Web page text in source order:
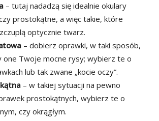
– tutaj nadadzą się idealnie okulary
prostokątne, a więc takie, które
optycznie twarz.
– dobierz oprawki, w taki sposób,
one Twoje mocne rysy; wybierz te o
lub tak zwane „kocie oczy”.
– w takiej sytuacji na pewno
prostokątnych, wybierz te o
czy okrągłym.